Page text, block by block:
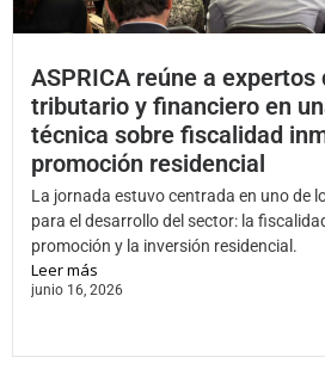
ASPRICA reúne a
tributario y financiero en
técnica sobre fiscalidad
promoción residencial
La jornada estuvo centrada en uno de
para el desarrollo del sector: la
promoción y la inversión residencial.
Leer más
junio 16, 2026